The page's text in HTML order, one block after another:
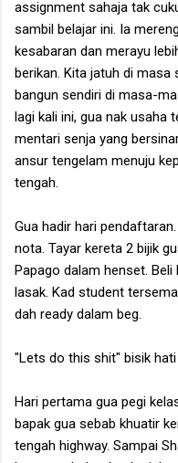
assignment sahaja tak
sambil belajar ini. Ia
kesabaran dan merayu
berikan. Kita jatuh di masa
bangun sendiri di masa-
lagi kali ini, gua nak usaha
mentari senja yang
ansur tengelam menuju
tengah.
Gua hadir hari
nota. Tayar kereta 2 bijik
Papago dalam henset.
lasak. Kad student
dah ready dalam beg.
"Lets do this shit" bisik hati
Hari pertama gua pegi
bapak gua sebab khuatir
tengah highway. Sampai